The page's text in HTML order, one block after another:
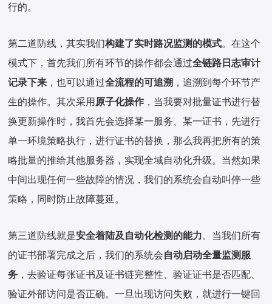
行的。
第二道防线，其实我们构建了实时路况监测的模式。在这个
模式下，首先我们所有环节的操作都会通过全链路日志审计
记录下来 ，也可以通过全流程的可追溯 ，追溯到每个环节产
生的操作。其次采用 原子化操作 ，当我要对批量证书进行替
换更新操作时，我首先会选择某一服务、某一证书，先进行
单一环境策略执行，进行证书的替换，那么我再把所有的策
略批量的推给其他服务器，实现全域自动化升级。当然如果
中间出现任何一些故障的情况，我们的系统会自动叫停一些
策略，同时防止故障蔓延。
第三道防线就是安全着陆及自动化检测的能力。当我们所有
的证书部署完成之后，我们的系统会自动启动全量监测服
务 ，去验证每张证书及证书链完整性、验证证书是否匹配、
验证外部访问是否正确。一旦出现访问失败，就进行一键回